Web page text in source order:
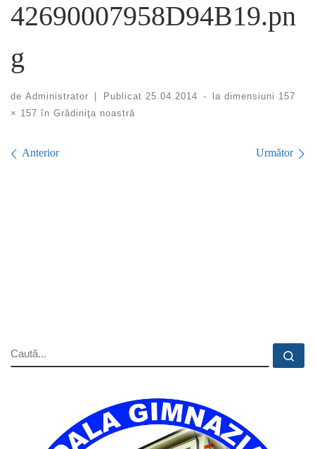
42690007958D94B19.pn
g
de Administrator | Publicat 25.04.2014 - la dimensiuni 157
× 157 în Grădiniţa noastră
Navigare în imagini
Anterior Următor